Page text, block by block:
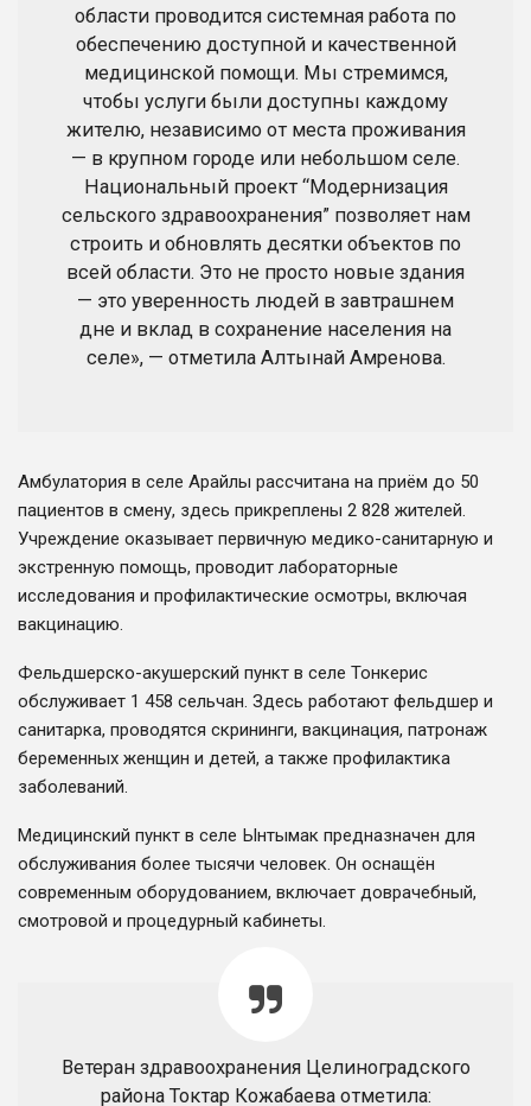
области проводится системная работа по
обеспечению доступной и качественной
медицинской помощи. Мы стремимся,
чтобы услуги были доступны каждому
жителю, независимо от места проживания
— в крупном городе или небольшом селе.
Национальный проект “Модернизация
сельского здравоохранения” позволяет нам
строить и обновлять десятки объектов по
всей области. Это не просто новые здания
— это уверенность людей в завтрашнем
дне и вклад в сохранение населения на
селе», — отметила Алтынай Амренова.
Амбулатория в селе Арайлы рассчитана на приём до 50
пациентов в смену, здесь прикреплены 2 828 жителей.
Учреждение оказывает первичную медико-санитарную и
экстренную помощь, проводит лабораторные
исследования и профилактические осмотры, включая
вакцинацию.
Фельдшерско-акушерский пункт в селе Тонкерис
обслуживает 1 458 сельчан. Здесь работают фельдшер и
санитарка, проводятся скрининги, вакцинация, патронаж
беременных женщин и детей, а также профилактика
заболеваний.
Медицинский пункт в селе Ынтымак предназначен для
обслуживания более тысячи человек. Он оснащён
современным оборудованием, включает доврачебный,
смотровой и процедурный кабинеты.
Ветеран здравоохранения Целиноградского
района Токтар Кожабаева отметила: